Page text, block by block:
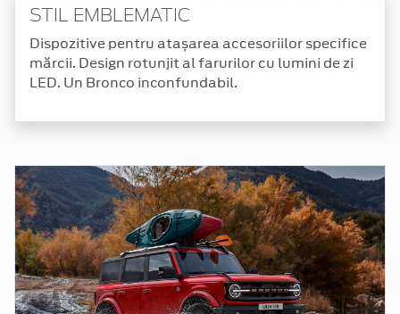
STIL EMBLEMATIC
Dispozitive pentru atașarea accesoriilor specifice
mărcii. Design rotunjit al farurilor cu lumini de zi
LED. Un Bronco inconfundabil.